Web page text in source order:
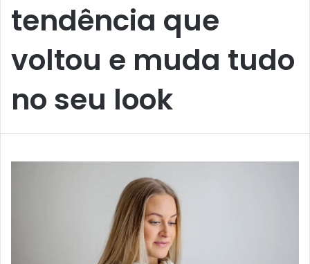
tendência que
voltou e muda tudo
no seu look